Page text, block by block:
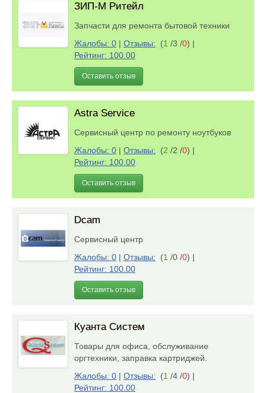
ЗИП-М Ритейл
Запчасти для ремонта бытовой техники
Жалобы: 0 | Отзывы: (1 /3 /0) |
Рейтинг: 100.00
Оставить отзыв
Astra Service
Сервисный центр по ремонту ноутбуков
Жалобы: 0 | Отзывы: (2 /2 /0) |
Рейтинг: 100.00
Оставить отзыв
Dcam
Сервисный центр
Жалобы: 0 | Отзывы: (1 /0 /0) |
Рейтинг: 100.00
Оставить отзыв
Куанта Систем
Товары для офиса, обслуживание
оргтехники, заправка картриджей.
Жалобы: 0 | Отзывы: (1 /4 /0) |
Рейтинг: 100.00